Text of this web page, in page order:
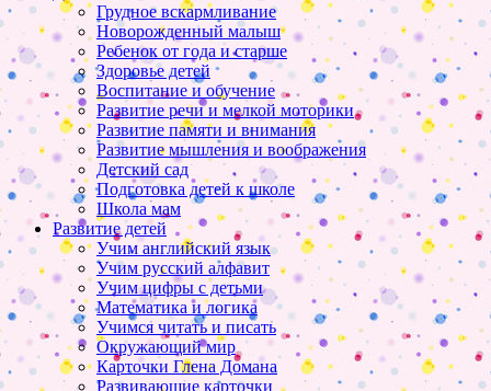
Грудное вскармливание
Новорожденный малыш
Ребенок от года и старше
Здоровье детей
Воспитание и обучение
Развитие речи и мелкой моторики
Развитие памяти и внимания
Развитие мышления и воображения
Детский сад
Подготовка детей к школе
Школа мам
Развитие детей
Учим английский язык
Учим русский алфавит
Учим цифры с детьми
Математика и логика
Учимся читать и писать
Окружающий мир
Карточки Глена Домана
Развивающие карточки